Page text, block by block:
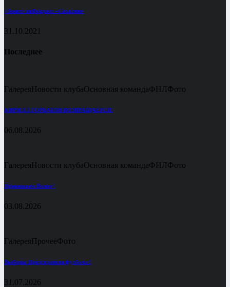
«Зенит» побеждает «Сахалин»
31.10.2021
Последнее
ГалереяНовости клубаОсновная командаФНЛФото
КИРИЛЛ ГОРБАТОВ ВОЗВРАЩАЕТСЯ!
06.08.2026
ГалереяНовости клубаОсновная командаФНЛФото
Принимаем Волну!
03.08.2026
ГалереяПрочееФото
Выборы Председателя футбола !
31.07.2026